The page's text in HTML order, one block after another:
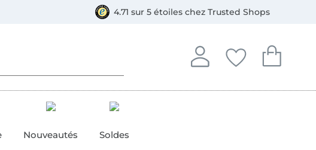
4.71 sur 5 étoiles chez Trusted Shops
Se connecter
Se connecter à votre
Mes favoris
Vous avez
Mon
Vous avez
Nouveautés Soldes
Virement, Bancontact